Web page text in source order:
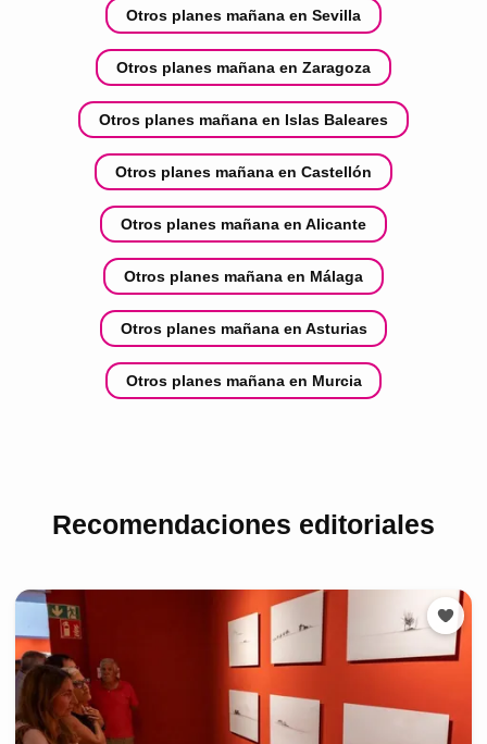
Otros planes mañana en Sevilla
Otros planes mañana en Zaragoza
Otros planes mañana en Islas Baleares
Otros planes mañana en Castellón
Otros planes mañana en Alicante
Otros planes mañana en Málaga
Otros planes mañana en Asturias
Otros planes mañana en Murcia
Recomendaciones editoriales